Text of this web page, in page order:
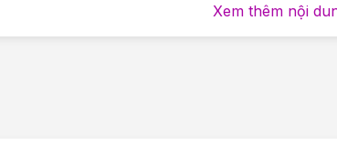
PROTECT giúp chống nắng vượt trội, bảo
Xem thêm nội